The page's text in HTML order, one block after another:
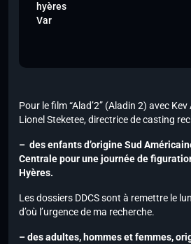
hyères
Var
Pour le film “Alad’2” (Aladin 2) avec
Lionel Steketee, directrice de casting
– des enfants d’origine Sud
Centrale pour une journée de
Hyères.
Les dossiers DDCS sont à remettre le
d’où l’urgence de ma recherche.
– des adultes, hommes et femmes,